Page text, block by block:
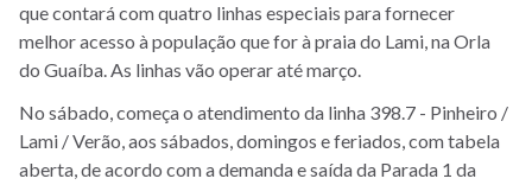
que contará com quatro linhas especiais para fornecer
melhor acesso à população que for à praia do Lami, na Orla
do Guaíba. As linhas vão operar até março.
No sábado, começa o atendimento da linha 398.7 - Pinheiro /
Lami / Verão, aos sábados, domingos e feriados, com tabela
aberta, de acordo com a demanda e saída da Parada 1 da